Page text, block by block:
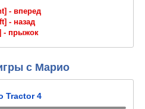
- вперед
- назад
- прыжок
с Марио
Tractor 4